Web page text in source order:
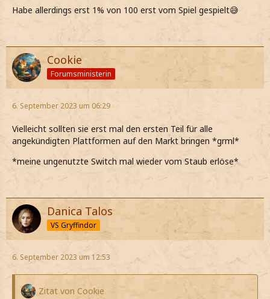
Habe allerdings erst 1% von 100 erst vom Spiel gespielt😅
Cookie
Forumsministerin
6. September 2023 um 06:29
Vielleicht sollten sie erst mal den ersten Teil für alle
angekündigten Plattformen auf den Markt bringen *grml*
*meine ungenutzte Switch mal wieder vom Staub erlöse*
Danica Talos
VS Gryffindor
6. September 2023 um 12:53
Zitat von Cookie